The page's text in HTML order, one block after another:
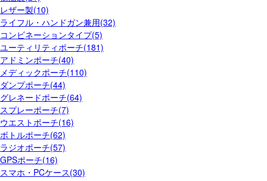
レザー製(10)
ライフル・ハンドガン兼用(32)
コンビネーションタイプ(5)
ユーティリティポーチ(181)
アドミンポーチ(40)
メディックポーチ(110)
ダンプポーチ(44)
グレネードポーチ(64)
スプレーポーチ(7)
ウエストポーチ(16)
ボトルポーチ(62)
ラジオポーチ(57)
GPSポーチ(16)
スマホ・PCケース(30)